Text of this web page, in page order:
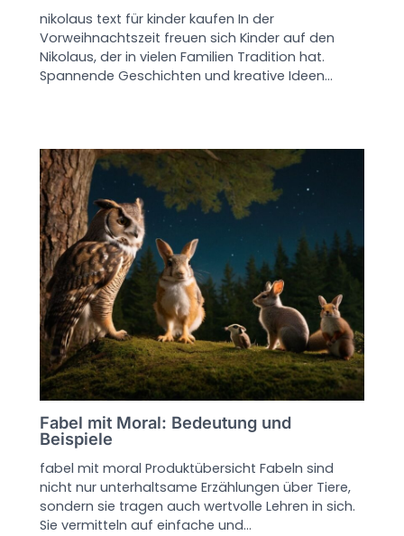
nikolaus text für kinder kaufen In der
Vorweihnachtszeit freuen sich Kinder auf den
Nikolaus, der in vielen Familien Tradition hat.
Spannende Geschichten und kreative Ideen…
Fabel mit Moral: Bedeutung und
Beispiele
fabel mit moral Produktübersicht Fabeln sind
nicht nur unterhaltsame Erzählungen über Tiere,
sondern sie tragen auch wertvolle Lehren in sich.
Sie vermitteln auf einfache und…